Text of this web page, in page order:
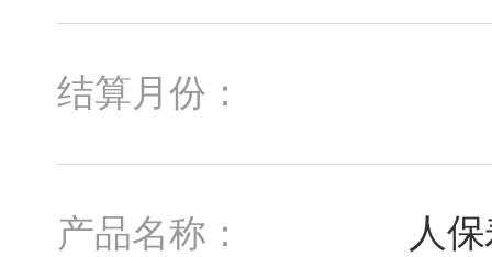
结算月份：
产品名称： 人